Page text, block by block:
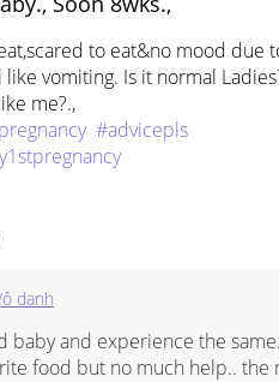
to eat&no mood due
vomiting. Is it normal
me?.,
#advicepls
danh
baby and experience the
food but no much help.. the